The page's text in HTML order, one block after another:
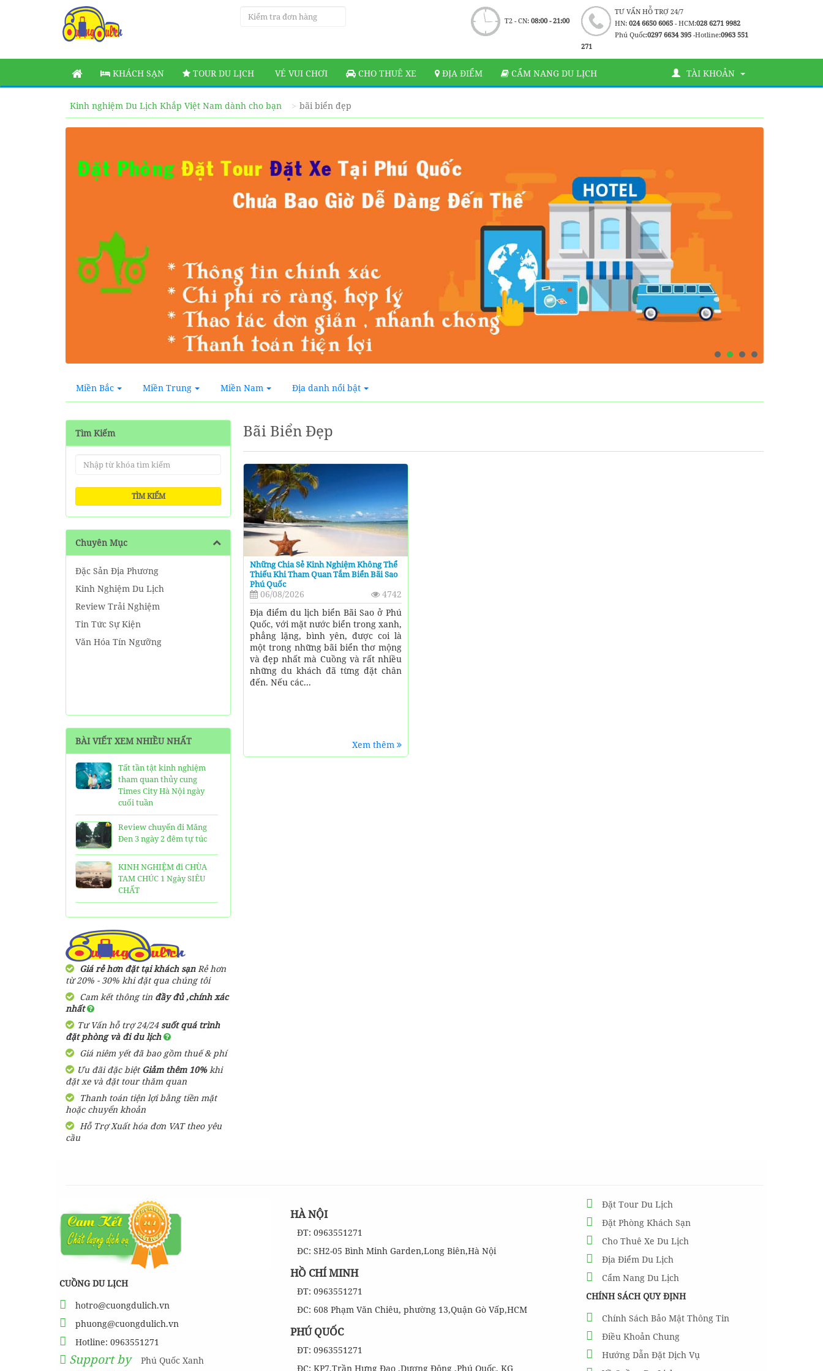
TƯ VẤN HỖ TRỢ 24/7
HN: 024 6650 6065- HCM:028 6271 9982
Phú Quốc:0297 6634 395 -Hotline:0963 551
271
T2 - CN: 08:00 - 21:00
KHÁCH SẠN TOUR DU LỊCH VÉ VUI CHƠI CHO THUÊ XE ĐỊA ĐIỂM CẨM NANG DU LỊCH TÀI KHOẢN
Kinh nghiệm Du Lịch Khắp Việt Nam dành cho bạn bãi biển đẹp
Miền Bắc Miền Trung Miền Nam Địa danh nổi bật
Tìm Kiếm
TÌM KIẾM
Chuyên Mục
Đặc Sản Địa Phương
Kinh Nghiệm Du Lịch
Review Trải Nghiệm
Tin Tức Sự Kiện
Văn Hóa Tín Ngưỡng
BÀI VIẾT XEM NHIỀU NHẤT
Tất tần tật kinh nghiệm
tham quan thủy cung
Times City Hà Nội ngày
cuối tuần
Review chuyến đi Măng
Đen 3 ngày 2 đêm tự túc
KINH NGHIỆM đi CHÙA
TAM CHÚC 1 Ngày SIÊU
CHẤT
25 Ngôi Chùa ở Sài Gòn
TOP 16 địa điểm du lịch
HẤP DẪN nhất việt nam:
Bạn đã đi được những nơi
cáp treo Núi Bà Đen Tây
Ninh
HƯỚNG DẪN đi du lịch
TAM ĐẢO chi tiết kèm
thông tin liên hệ
SHARE Cẩm nang du lịch
Măng Đen tự túc từ A-Z
Vịnh Hạ Long trên cạn ở
Tây Nguyên
Giá rẻ hơn đặt tại khách sạnRẻ hơn
từ 20% - 30% khi đặt qua chúng tôi
Cam kết thông tin đầy đủ ,chính xác
nhất
Tư Vấn hỗ trợ 24/24 suốt quá trình
đặt phòng và đi du lịch
Giá niêm yết đã bao gồm thuế & phí
Ưu đãi đặc biệtGiảm thêm 10%khi
đặt xe và đặt tour thăm quan
Thanh toán tiện lợi bằng tiền mặt
hoặc chuyển khoản
Hỗ Trợ Xuất hóa đơn VAT theo yêu
cầu
Bãi Biển Đẹp
Những Chia Sẻ Kinh Nghiệm Không Thể
Thiếu Khi Tham Quan Tắm Biển Bãi Sao
Phú Quốc
06/08/2026
4742
Địa điểm du lịch biển Bãi Sao ở Phú
Quốc, với mặt nước biển trong xanh,
phẳng lặng, bình yên, được coi là
một trong những bãi biển thơ mộng
và đẹp nhất mà Cuồng và rất nhiều
những du khách đã từng đặt chân
đến. Nếu các...
Xem thêm
CUỒNG DU LỊCH
hotro@cuongdulich.vn
phuong@cuongdulich.vn
Hotline: 0963551271
Support by Phú Quốc Xanh
HÀ NỘI
ĐT: 0963551271
ĐC: SH2-05 Bình Minh Garden,Long Biên,Hà Nội
HỒ CHÍ MINH
ĐT: 0963551271
ĐC: 608 Phạm Văn Chiêu, phường 13,Quận Gò Vấp,HCM
PHÚ QUỐC
ĐT: 0963551271
ĐC: KP7,Trần Hưng Đạo ,Dương Đông ,Phú Quốc, KG
Đặt Tour Du Lịch
Đặt Phòng Khách Sạn
Cho Thuê Xe Du Lịch
Địa Điểm Du Lịch
Cẩm Nang Du Lịch
CHÍNH SÁCH QUY ĐỊNH
Chính Sách Bảo Mật Thông Tin
Điều Khoản Chung
Hướng Dẫn Đặt Dịch Vụ